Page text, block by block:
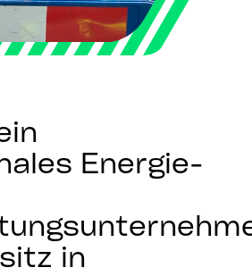
Energie-
in